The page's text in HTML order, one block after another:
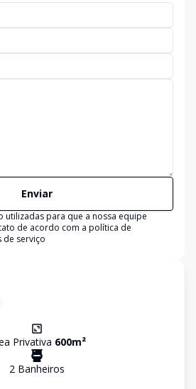
Enviar
utilizadas para que a nossa equipe
de acordo com a política de
de serviço
Privativa 600m²
2 Banheiros